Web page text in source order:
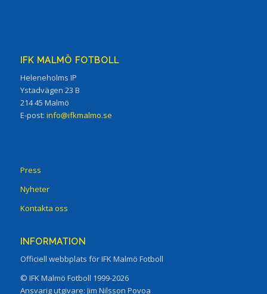
IFK MALMÖ FOTBOLL
Heleneholms IP
Ystadvägen 23 B
214 45 Malmö
E-post: info@ifkmalmo.se
Press
Nyheter
Kontakta oss
INFORMATION
Officiell webbplats för IFK Malmö Fotboll
© IFK Malmö Fotboll 1999-2026
Ansvarig utgivare: Jim Nilsson Povoa